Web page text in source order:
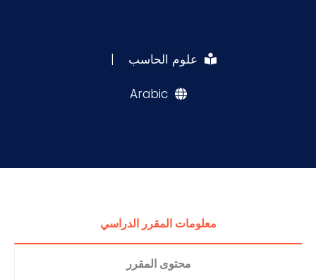
علوم الحاسب |
Arabic
معلومات المقرر الدراسي
محتوى المقرر